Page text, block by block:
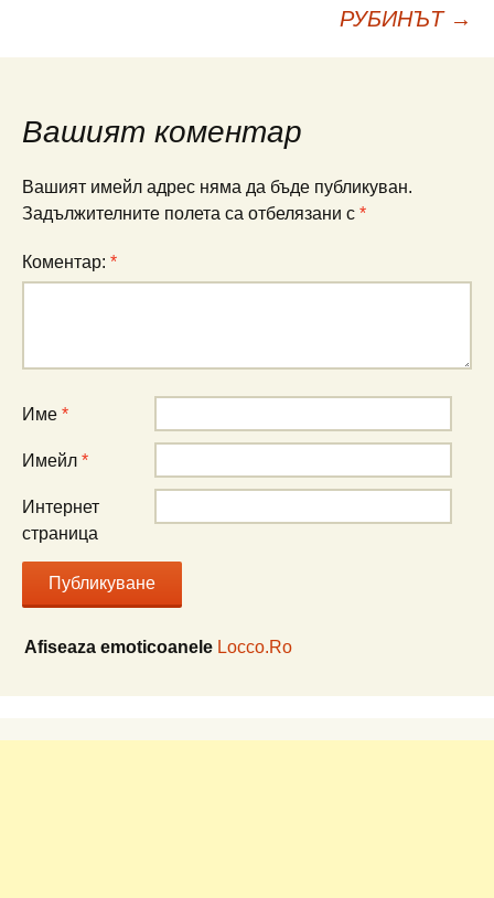
публикациите
РУБИНЪТ →
Вашият коментар
Вашият имейл адрес няма да бъде публикуван.
Задължителните полета са отбелязани с *
Коментар: *
Име *
Имейл *
Интернет
страница
Afiseaza emoticoanele Locco.Ro